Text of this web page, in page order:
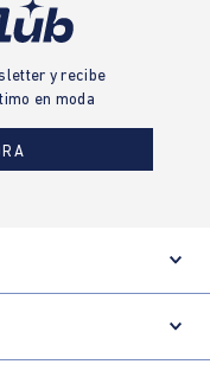
y recibe
en moda